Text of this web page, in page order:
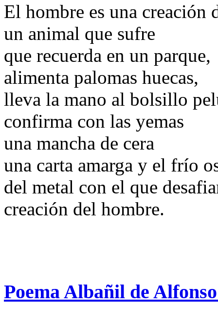
El hombre es una creación
un animal que sufre
que recuerda en un parque,
alimenta palomas huecas,
lleva la mano al bolsillo
confirma con las yemas
una mancha de cera
una carta amarga y el frío
del metal con el que
creación del hombre.
Poema Albañil de